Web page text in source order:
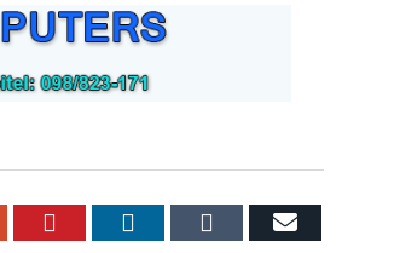
PinterestLinkedInTumblrEmail